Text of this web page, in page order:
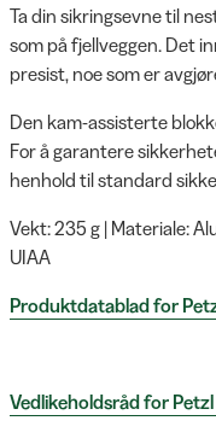
Ta din sikringsevne til
som på fjellveggen. Det
presist, noe som er
Den kam-assisterte
For å garantere
henhold til standard
Vekt: 235 g | Materiale:
UIAA
Produktdatablad for
Vedlikeholdsråd for